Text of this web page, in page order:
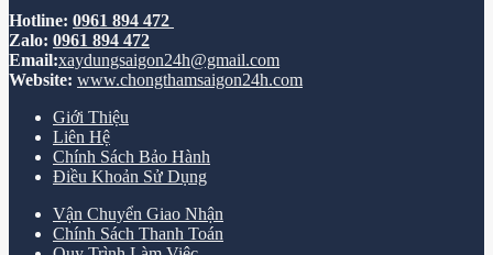
Hotline: 0961 894 472
Zalo: 0961 894 472
Email:xaydungsaigon24h@gmail.com
Website: www.chongthamsaigon24h.com
Giới Thiệu
Liên Hệ
Chính Sách Bảo Hành
Điều Khoản Sử Dụng
Vận Chuyển Giao Nhận
Chính Sách Thanh Toán